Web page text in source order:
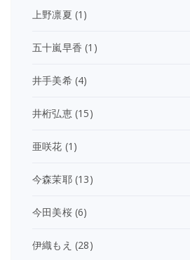
上野凛夏 (1)
五十嵐早香 (1)
井手美希(4)
井桁弘恵(15)
亜咲花 (1)
今森茉耶(13)
今田美桜(6)
伊織もえ (28)